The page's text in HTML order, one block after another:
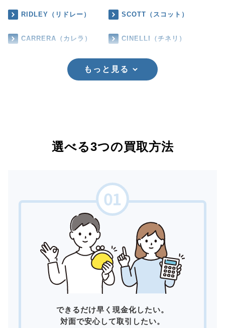
RIDLEY（リドレー） SCOTT（スコット）
CARRERA（カレラ） CINELLI（チネリ）
もっと見る
選べる3つの買取方法
できるだけ早く現金化したい。
対面で安心して取引したい。